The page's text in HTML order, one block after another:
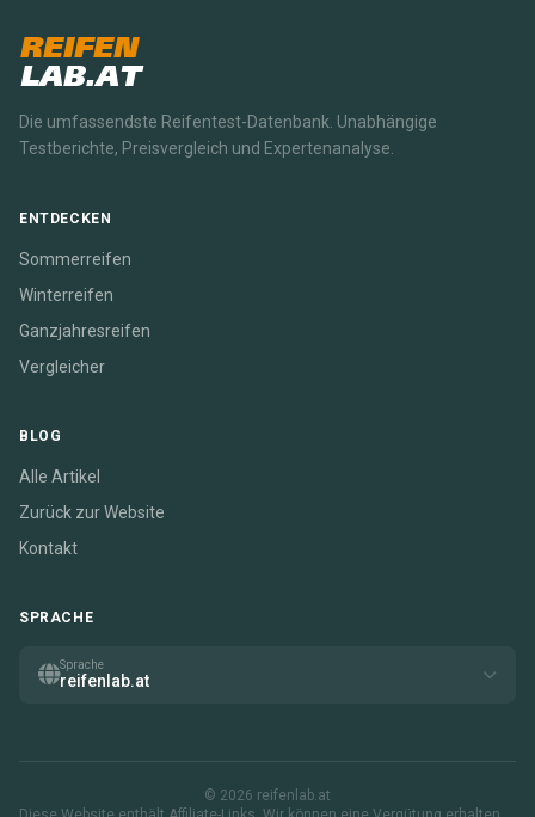
REIFEN
LAB.AT
Die umfassendste Reifentest-Datenbank. Unabhängige
Testberichte, Preisvergleich und Expertenanalyse.
ENTDECKEN
Sommerreifen
Winterreifen
Ganzjahresreifen
Vergleicher
BLOG
Alle Artikel
Zurück zur Website
Kontakt
SPRACHE
Sprache
reifenlab.at
© 2026 reifenlab.at